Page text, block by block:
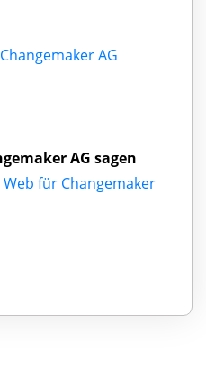
AG
AG sagen
für Changemaker